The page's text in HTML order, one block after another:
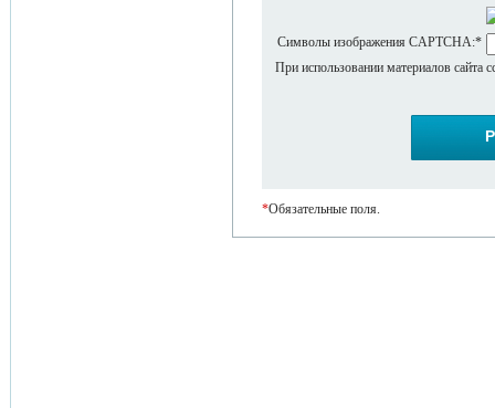
Символы изображения CAPTCHA:*
При использовании материалов сайта
*Обязательные поля.